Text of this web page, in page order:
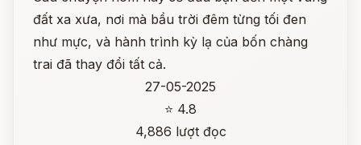
đất xa xưa, nơi mà bầu trời đêm từng tối đen
như mực, và hành trình kỳ lạ của bốn chàng
trai đã thay đổi tất cả.
27-05-2025
⭐ 4.8
4,886 lượt đọc